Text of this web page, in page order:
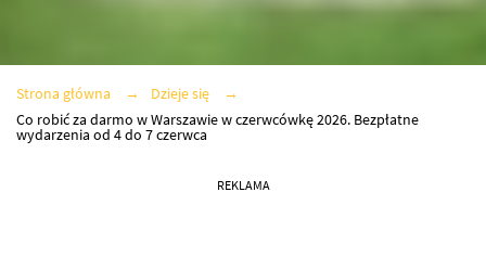
Strona główna
Dzieje się
Co robić za darmo w Warszawie w czerwcówkę 2026. Bezpłatne
wydarzenia od 4 do 7 czerwca
REKLAMA